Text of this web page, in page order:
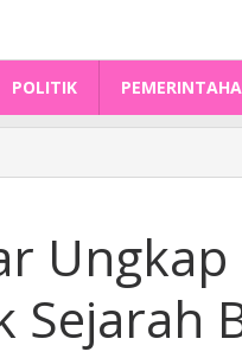
POLITIK
Ungkap
Sejarah